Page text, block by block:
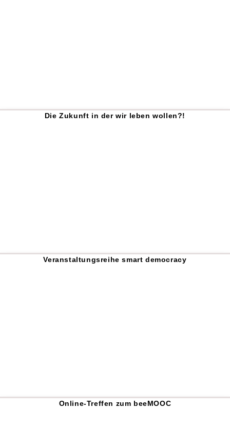
Die Zukunft in der wir leben wollen?!
Veranstaltungsreihe smart democracy
Online-Treffen zum beeMOOC